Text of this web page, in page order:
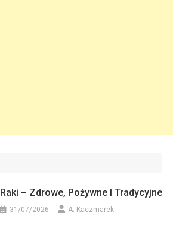
Raki – Zdrowe, Pożywne I Tradycyjne
31/07/2026 A. Kaczmarek